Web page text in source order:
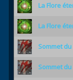
La Flore
La Flore
Sommet
Sommet